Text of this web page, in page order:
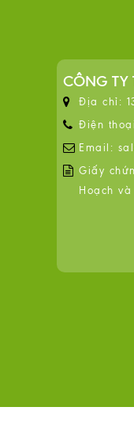
CÔNG TY
Địa chỉ:
Điện
Email:
Giấy
Hoạch